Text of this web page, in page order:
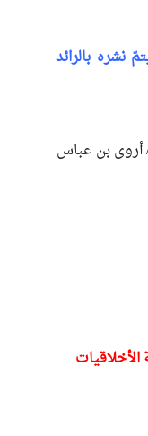
نشره بالرائد
أروى بن عباس
الأخلاقيات